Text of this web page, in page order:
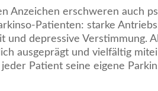
Anzeichen erschweren auch
Patienten: starke
und depressive Verstimmung.
ausgeprägt und vielfältig
jeder Patient seine eigene